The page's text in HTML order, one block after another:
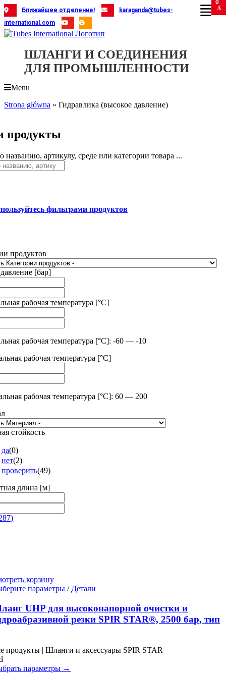
Skip
to
content
Ближайшее отделение!
karaganda@tubes-
international.com
ШЛАНГИ И СОЕДИНЕНИЯ
ДЛЯ ПРОМЫШЛЕННОСТИ
Menu
Strona główna » Гидравлика (высокое давление)
продукты
названию, артикулу, среде или категории товара ...
фильтрами продуктов
продуктов
[бар]
рабочая температура [°C]
рабочая температура [°C]: -60 — -10
рабочая температура [°C]
рабочая температура [°C]: 60 — 200
стойкость
да(0)
нет(2)
проверить(49)
длина [м]
)
корзину
параметры Этот
имеет
несколько
вариаций.
выбрать
странице
/ Детали
UHP для высоконапорной очистки и
резки SPIR STAR®, 2500 бар, тип
продукты | Шланги и аксессуары SPIR STAR
параметры →
0
X
X
X
X
X
X
X
X
X
X
X
X
X
X
X
X
X
X
X